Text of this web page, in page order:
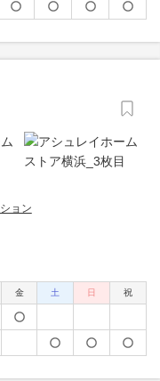
ョン
金 土 日 祝